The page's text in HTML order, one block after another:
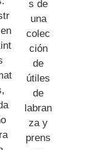
s de
una
colec
ción
de
útiles
de
labran
za y
prens